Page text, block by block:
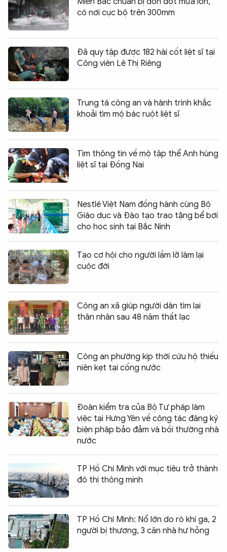
có nơi cục bộ trên 300mm
Đã quy tập được 182 hài cốt liệt sĩ tại
Công viên Lê Thị Riêng
Trung tá công an và hành trình khắc
khoải tìm mộ bác ruột liệt sĩ
Tìm thông tin về mộ tập thể Anh hùng
liệt sĩ tại Đồng Nai
Nestlé Việt Nam đồng hành cùng Bộ
Giáo dục và Đào tạo trao tặng bể bơi
cho học sinh tại Bắc Ninh
Tạo cơ hội cho người lầm lỡ làm lại
cuộc đời
Công an xã giúp người dân tìm lại
thân nhân sau 48 năm thất lạc
Công an phường kịp thời cứu hộ thiếu
niên kẹt tại cống nước
Đoàn kiểm tra của Bộ Tư pháp làm
việc tại Hưng Yên về công tác đăng ký
biện pháp bảo đảm và bồi thường nhà
nước
TP Hồ Chí Minh với mục tiêu trở thành
đô thị thông minh
TP Hồ Chí Minh: Nổ lớn do rò khí ga, 2
người bị thương, 3 căn nhà hư hỏng